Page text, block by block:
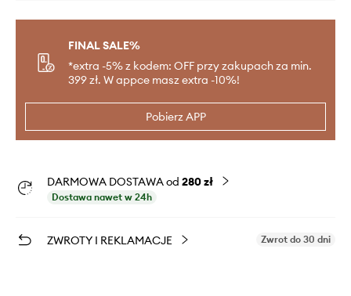
FINAL SALE%
*extra -5% z kodem: OFF przy zakupach za min.
399 zł. W appce masz extra -10%!
Pobierz APP
DARMOWA DOSTAWA od 280 zł
Dostawa nawet w 24h
ZWROTY I REKLAMACJE Zwrot do 30 dni